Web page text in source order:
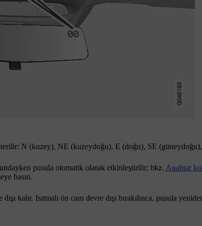
N (kuzey), NE (kuzeydoğu), E (doğu), SE (güneydoğu),
pusula otomatik olarak etkinleştirilir; bkz. Anahtar
basın.
kalır. Isıtmalı ön cam devre dışı bırakılınca, pusula